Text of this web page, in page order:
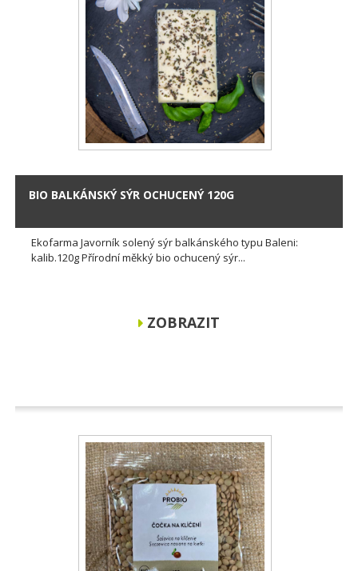
BIO BALKÁNSKÝ SÝR OCHUCENÝ 120G
Ekofarma Javorník solený sýr balkánského typu Baleni:
kalib.120g Přírodní měkký bio ochucený sýr...
ZOBRAZIT